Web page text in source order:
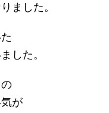
ました。
した。
が